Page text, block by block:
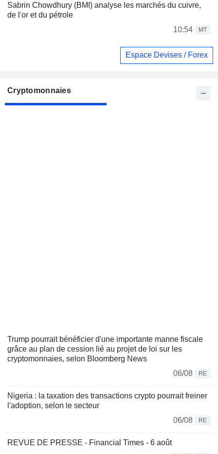
Sabrin Chowdhury (BMI) analyse les marchés du cuivre,
de l'or et du pétrole
10:54
MT
Espace Devises / Forex
Cryptomonnaies
Trump pourrait bénéficier d'une importante manne fiscale
grâce au plan de cession lié au projet de loi sur les
cryptomonnaies, selon Bloomberg News
06/08
RE
Nigeria : la taxation des transactions crypto pourrait freiner
l'adoption, selon le secteur
06/08
RE
REVUE DE PRESSE - Financial Times - 6 août